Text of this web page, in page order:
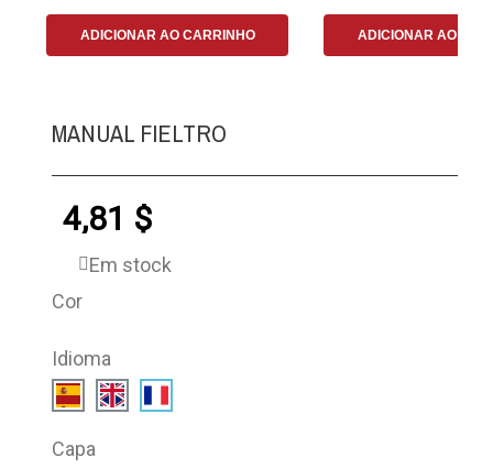
ADICIONAR AO CARRINHO ADICIONAR AO
MANUAL FIELTRO
4,81 $
Em stock
Cor
Idioma
Capa